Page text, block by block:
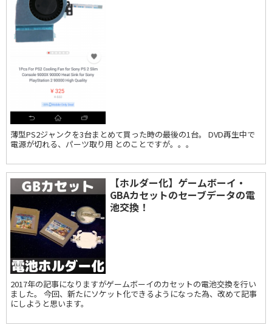
薄型PS2ジャンクを3台まとめて買った時の最後の1台。 DVD再生中で
電源が切れる、パーツ取り用 とのことですが。。。
【ホルダー化】ゲームボーイ・
GBAカセットのセーブデータの電
池交換！
2017年の記事になりますがゲームボーイのカセットの電池交換を行い
ました。 今回、新たにソケット化できるようになった為、改めて記事
にしようと思います。